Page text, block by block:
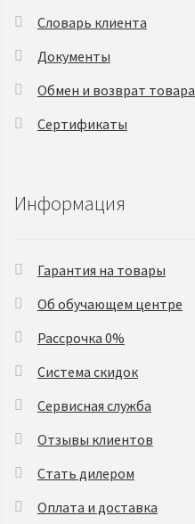
Словарь клиента
Документы
Обмен и возврат товара
Сертификаты
Информация
Гарантия на товары
Об обучающем центре
Рассрочка 0%
Система скидок
Сервисная служба
Отзывы клиентов
Стать дилером
Оплата и доставка